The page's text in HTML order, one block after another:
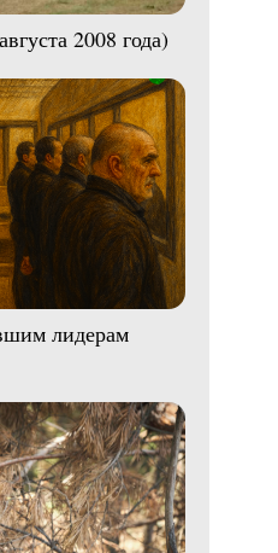
2008 года)
лидерам